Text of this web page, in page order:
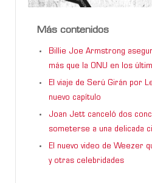
Más contenidos
Billie Joe Armstrong
más que la ONU en los
El viaje de Serú Girán por
nuevo capítulo
Joan Jett canceló dos
someterse a una delicada
El nuevo video de Weezer
y otras celebridades